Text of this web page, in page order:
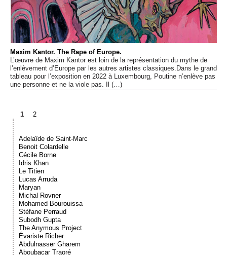
Maxim Kantor. The Rape of Europe.
L’œuvre de Maxim Kantor est loin de la représentation du mythe de
l’enlèvement d’Europe par les autres artistes classiques.Dans le grand
tableau pour l’exposition en 2022 à Luxembourg, Poutine n’enlève pas
une personne et ne la viole pas. Il (…)
1 2
Adelaïde de Saint-Marc
Benoit Colardelle
Cécile Borne
Idris Khan
Le Titien
Lucas Arruda
Maryan
Michal Rovner
Mohamed Bourouissa
Stéfane Perraud
Subodh Gupta
The Anymous Project
Évariste Richer
Abdulnasser Gharem
Aboubacar Traoré